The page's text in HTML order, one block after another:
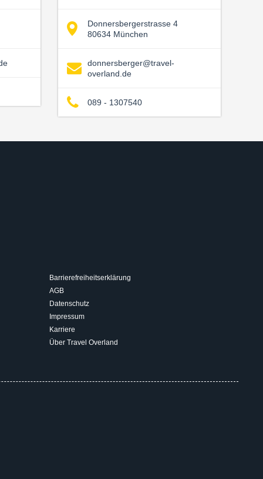
Donnersbergerstrasse 4
80634 München
donnersberger@travel-
overland.de
089 - 1307540
Barrierefreiheitserklärung
AGB
Datenschutz
Impressum
Karriere
Über Travel Overland